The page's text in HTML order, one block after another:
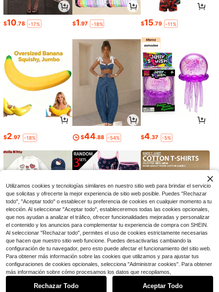
1
0
$10.78 -17% $1.97 -18% $15.79 -11%
$2.97 -18% $44.88 -54% $4.37 -5%
$25.38 -42% $7.41 -36% $5.51 -94%
Utilizamos cookies y tecnologías similares en nuestro sitio web para brindar el servicio
que solicitas y ofrecerte la mejor experiencia de sitio web posible. Puedes "Rechazar
todo", "Aceptar todo" o establecer tu preferencia de cookies en cualquier momento a tu
elección. Al seleccionar "Aceptar todo", estableceremos todas las cookies opcionales,
que nos ayudan a analizar el tráfico, ofrecer funcionalidades mejoradas y personalizar
el contenido y los anuncios para complementar tu experiencia de compra con SHEIN.
Al seleccionar "Rechazar todo", permites el uso de cookies estrictamente necesarias
que hacen que nuestro sitio web funcione. Puedes desactivarlas cambiando la
configuración de tu navegador, pero esto puede afectar el funcionamiento del sitio web.
Para obtener más información sobre las cookies que utilizamos y para ajustar tus
configuraciones de cookies opcionales, selecciona "Administrar cookies". Para obtener
más información sobre cómo procesamos los datos que recopilamos,
Rechazar Todo Aceptar Todo